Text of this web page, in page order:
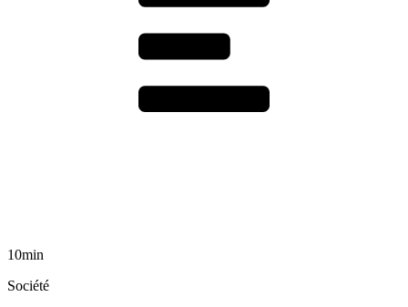
10min
Société